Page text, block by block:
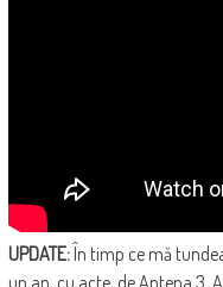
UPDATE:În timp ce mă